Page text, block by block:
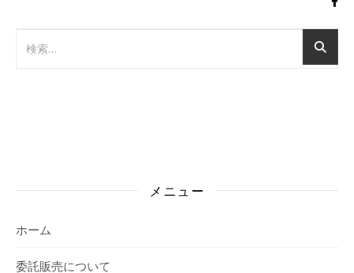
メニュー
ホーム
委託販売について